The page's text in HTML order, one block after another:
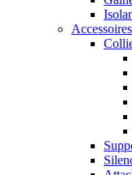
Accessoires